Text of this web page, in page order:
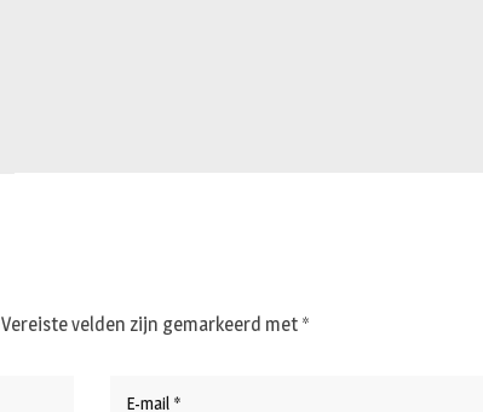
Vereiste velden zijn gemarkeerd met *